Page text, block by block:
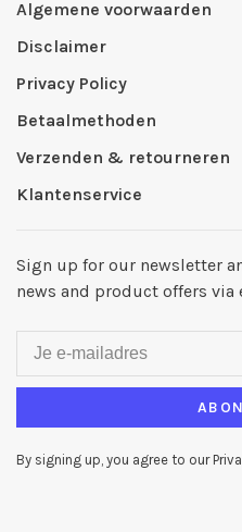
Algemene voorwaarden
Disclaimer
Privacy Policy
Betaalmethoden
Verzenden & retourneren
Klantenservice
Sign up for our newsletter
news and product offers via
By signing up, you agree to our